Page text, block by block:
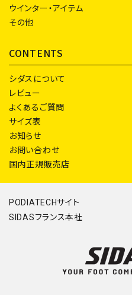
ウインター・アイテム
その他
CONTENTS
シダスについて
レビュー
よくあるご質問
サイズ表
お知らせ
お問い合わせ
国内正規販売店
PODIATECHサイト
SIDASフランス本社